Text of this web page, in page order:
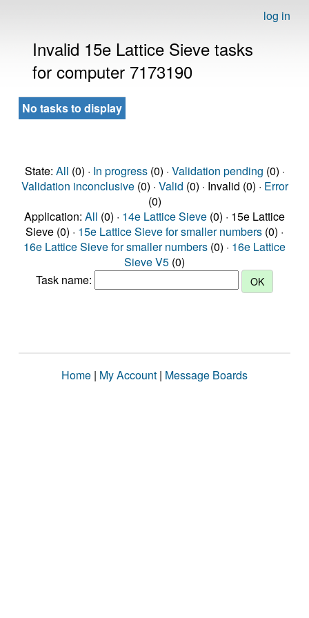
log in
Invalid 15e Lattice Sieve tasks
for computer 7173190
No tasks to display
State: All (0) · In progress(0) · Validation pending (0) ·
Validation inconclusive(0) · Valid (0) · Invalid (0) · Error
(0)
Application: All (0) · 14e Lattice Sieve (0) · 15e Lattice
Sieve (0) · 15e Lattice Sieve for smaller numbers (0) ·
16e Lattice Sieve for smaller numbers (0) · 16e Lattice
Sieve V5 (0)
Task name:
Home | My Account | Message Boards